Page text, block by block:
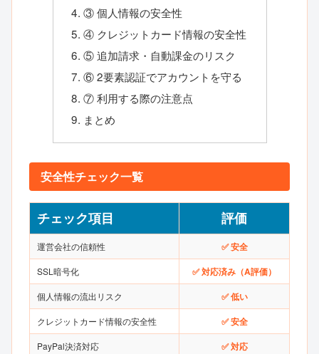
③ 個人情報の安全性
④ クレジットカード情報の安全性
⑤ 追加請求・自動課金のリスク
⑥ 2要素認証でアカウントを守る
⑦ 利用する際の注意点
まとめ
安全性チェック一覧
チェック項目 評価
運営会社の信頼性 ✅ 安全
SSL暗号化 ✅ 対応済み（A評価）
個人情報の流出リスク ✅ 低い
クレジットカード情報の安全性 ✅ 安全
PayPal決済対応 ✅ 対応